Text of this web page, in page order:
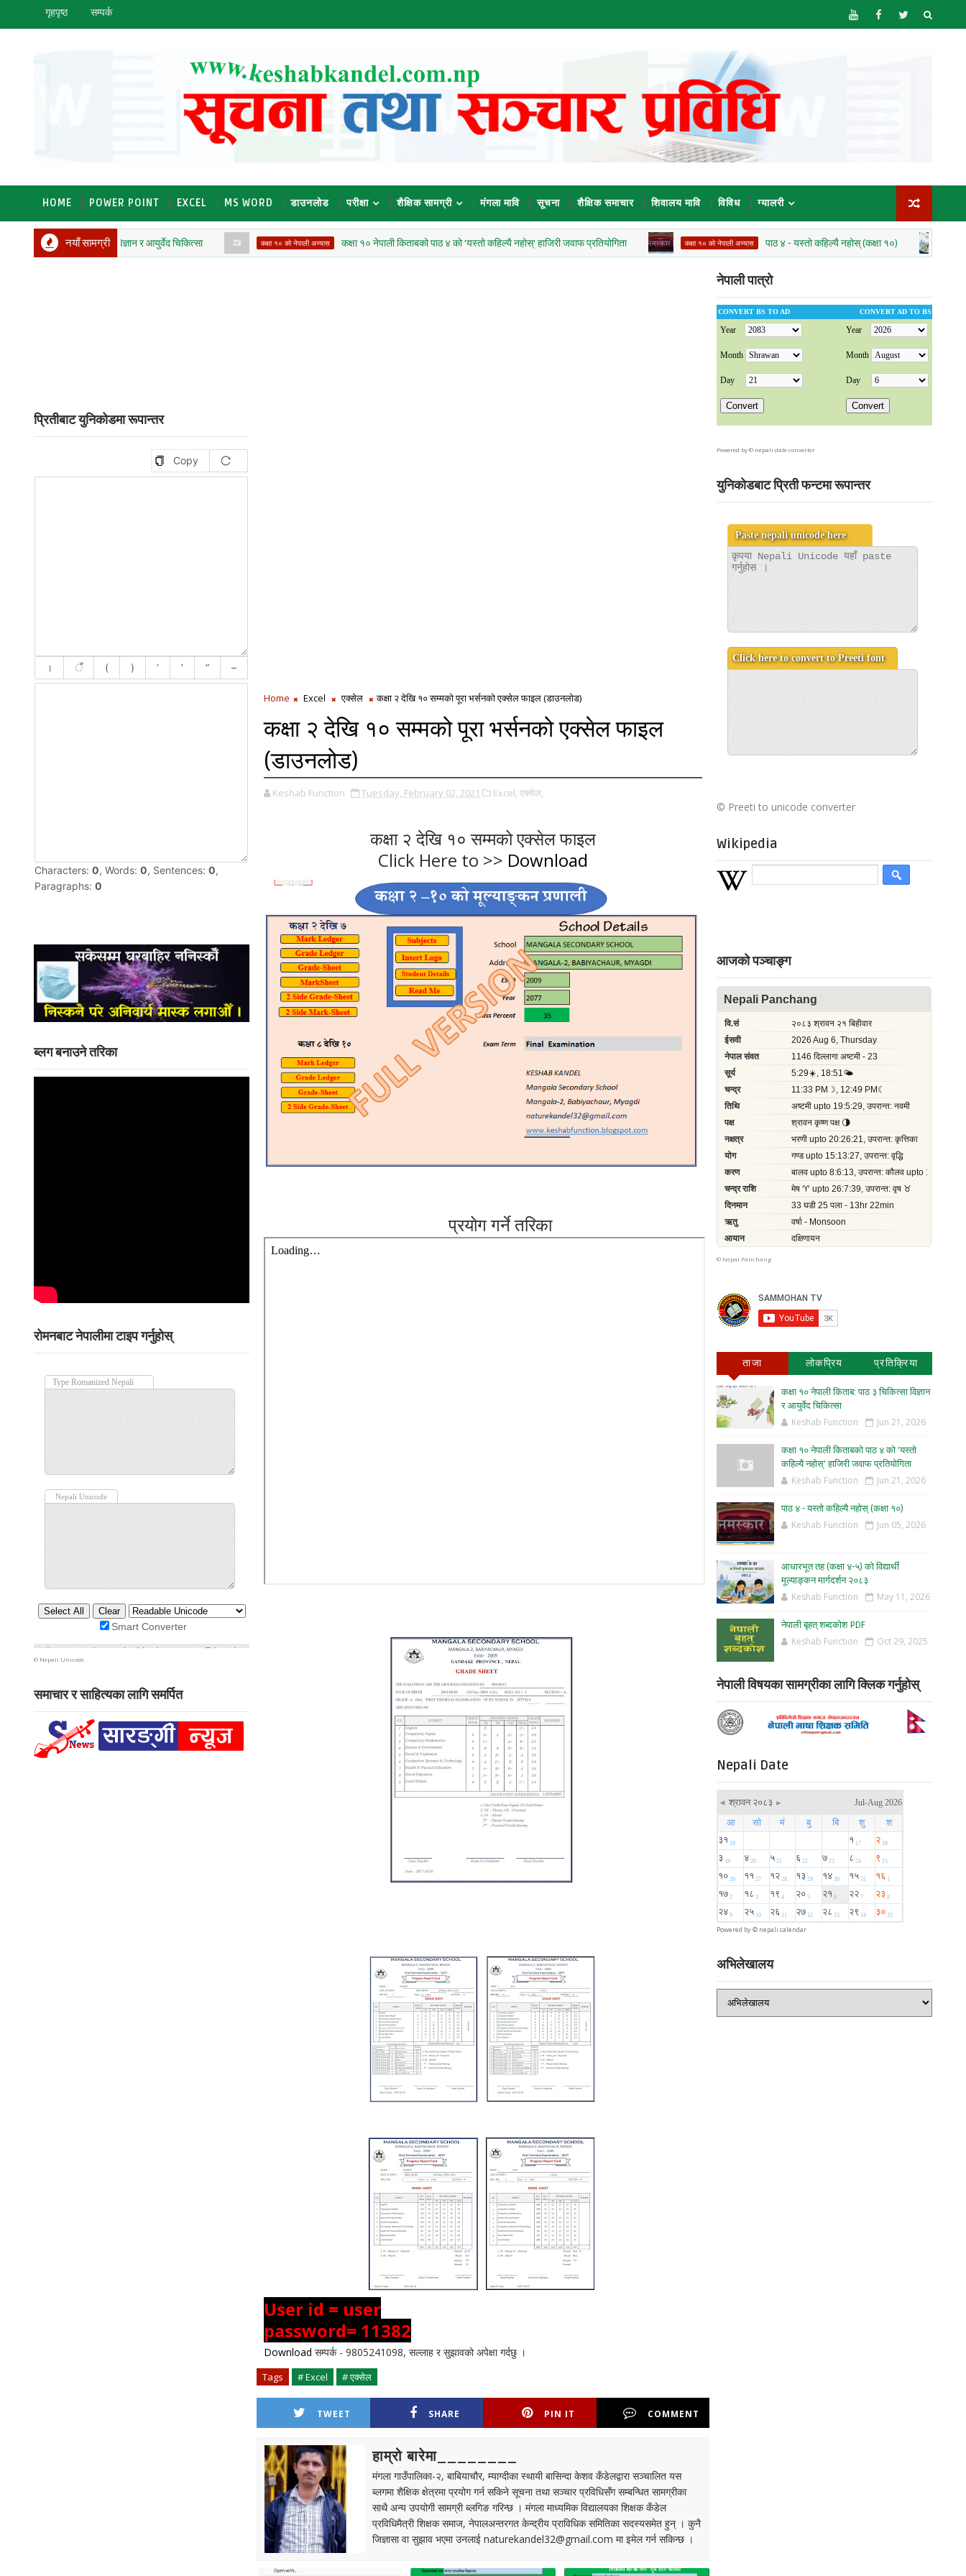
गृहपृष्ठ सम्पर्क
HOME POWER POINT EXCEL MS WORD डाउनलोड परीक्षा शैक्षिक सामग्री मंगला मावि सूचना शैक्षिक समाचार शिवालय मावि विविध ग्यालरी
नयाँ सामग्री
पाठ ३ चिकित्सा विज्ञान र आयुर्वेद चिकित्सा कक्षा १० को नेपाली अभ्यास कक्षा १० नेपाली किताबको पाठ ४ को 'यस्तो कहिल्यै नहोस्' हाजिरी जवाफ प्रतियोगिता कक्षा १० को नेपाली अभ्यास पाठ ४ - यस्तो कहिल्यै नहोस् (कक्षा १०) डाउनलोड
प्रितीबाट युनिकोडमा रूपान्तर
ब्लग बनाउने तरिका
रोमनबाट नेपालीमा टाइप गर्नुहोस्
© Nepali Unicode
समाचार र साहित्यका लागि समर्पित
Home Excel एक्सेल कक्षा २ देखि १० सम्मको पूरा भर्सनको एक्सेल फाइल (डाउनलोड)
कक्षा २ देखि १० सम्मको पूरा भर्सनको एक्सेल फाइल
(डाउनलोड)
Keshab Function Tuesday, February 02, 2021 Excel, एक्सेल,
कक्षा २ देखि १० सम्मको एक्सेल फाइल
Click Here to >> Download
प्रयोग गर्ने तरिका
User id = user
password= 11382
Download सम्पर्क - 9805241098, सल्लाह र सुझावको अपेक्षा गर्दछु ।
Tags # Excel # एक्सेल
TWEET SHARE PIN IT COMMENT
हाम्रो बारेमा________
मंगला गाउँपालिका-२, बाबियाचौर, म्याग्दीका स्थायी बासिन्दा केशव कँडेलद्वारा सञ्चालित यस
ब्लगमा शैक्षिक क्षेत्रमा प्रयोग गर्न सकिने सूचना तथा सञ्चार प्रविधिसँग सम्बन्धित सामग्रीका
साथै अन्य उपयोगी सामग्री ब्लगिङ गरिन्छ । मंगला माध्यमिक विद्यालयका शिक्षक कँडेल
प्रविधिमैत्री शिक्षक समाज, नेपालअन्तरगत केन्द्रीय प्राविधिक समितिका सदस्यसमेत हुन् । कुनै
जिज्ञासा वा सुझाव भएमा उनलाई naturekandel32@gmail.com मा इमेल गर्न सकिन्छ ।
नेपाली पात्रो
Powered by © nepali date converter
युनिकोडबाट प्रिती फन्टमा रूपान्तर
© Preeti to unicode converter
Wikipedia
आजको पञ्चाङ्ग
© Nepal Panchang
ताजा लोकप्रिय प्रतिक्रिया
कक्षा १० नेपाली किताब: पाठ ३ चिकित्सा विज्ञान
र आयुर्वेद चिकित्सा
Keshab Function Jun 21, 2026
कक्षा १० नेपाली किताबको पाठ ४ को 'यस्तो
कहिल्यै नहोस्' हाजिरी जवाफ प्रतियोगिता
Keshab Function Jun 21, 2026
पाठ ४ - यस्तो कहिल्यै नहोस् (कक्षा १०)
Keshab Function Jun 05, 2026
आधारभूत तह (कक्षा ४-५) को विद्यार्थी
मूल्याङ्कन मार्गदर्शन २०८३
Keshab Function May 11, 2026
नेपाली बृहत् शब्दकोश PDF
Keshab Function Oct 29, 2025
नेपाली विषयका सामग्रीका लागि क्लिक गर्नुहोस्
Nepali Date
Powered by © nepali calendar
अभिलेखालय